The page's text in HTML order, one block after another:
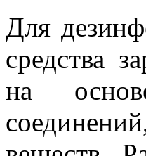
Для
средства
на